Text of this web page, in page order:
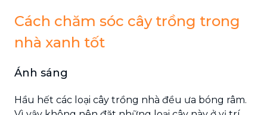
Cách chăm sóc cây trồng trong
nhà xanh tốt
Ánh sáng
Hầu hết các loại cây trồng nhà đều ưa bóng râm.